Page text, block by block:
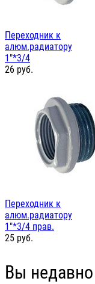
Переходник к
алюм.радиатору
1"*3/4
26 руб.
Переходник к
алюм.радиатору
1"*3/4 прав.
25 руб.
Вы